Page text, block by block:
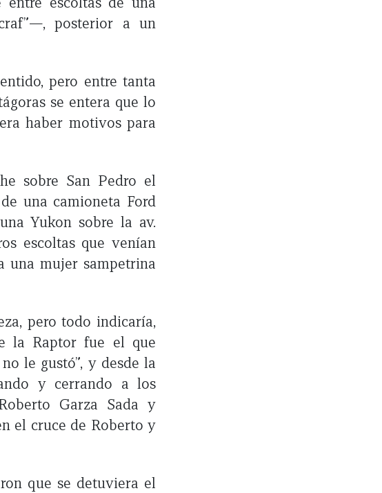
posterior a un
pero entre tanta
se entera que lo
haber motivos para
sobre San Pedro el
una camioneta Ford
Yukon sobre la av.
escoltas que venían
una mujer sampetrina
pero todo indicaría,
la Raptor fue el que
le gustó”, y desde la
y cerrando a los
Garza Sada y
el cruce de Roberto y
que se detuviera el